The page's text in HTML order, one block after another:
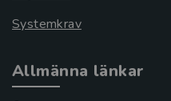
Systemkrav
Allmänna länkar